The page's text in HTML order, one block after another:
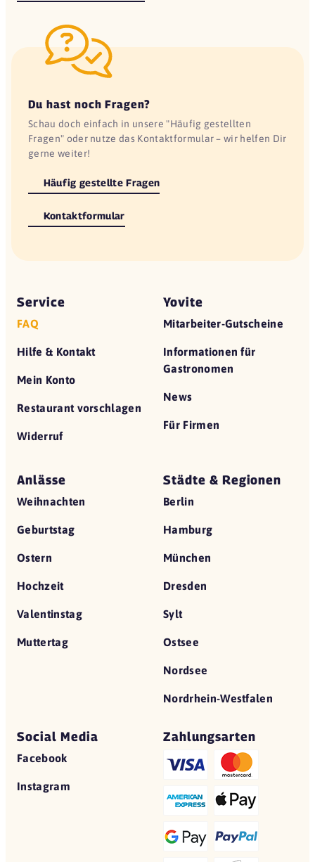
Du hast noch Fragen?
Schau doch einfach in unsere "Häufig gestellten
Fragen" oder nutze das Kontaktformular – wir helfen Dir
gerne weiter!
Häufig gestellte Fragen
Kontaktformular
Service
FAQ
Hilfe & Kontakt
Mein Konto
Restaurant vorschlagen
Widerruf
Yovite
Mitarbeiter-Gutscheine
Informationen für
Gastronomen
News
Für Firmen
Anlässe
Weihnachten
Geburtstag
Ostern
Hochzeit
Valentinstag
Muttertag
Städte & Regionen
Berlin
Hamburg
München
Dresden
Sylt
Ostsee
Nordsee
Nordrhein-Westfalen
Social Media
Facebook
Instagram
Zahlungsarten